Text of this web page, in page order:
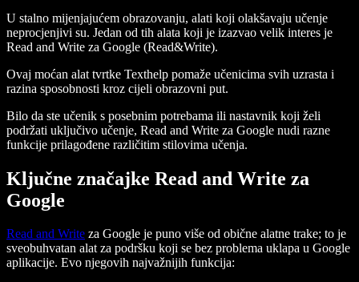
U stalno mijenjajućem obrazovanju, alati koji olakšavaju učenje
neprocjenjivi su. Jedan od tih alata koji je izazvao velik interes je
Read and Write za Google (Read&Write).
Ovaj moćan alat tvrtke Texthelp pomaže učenicima svih uzrasta i
razina sposobnosti kroz cijeli obrazovni put.
Bilo da ste učenik s posebnim potrebama ili nastavnik koji želi
podržati uključivo učenje, Read and Write za Google nudi razne
funkcije prilagođene različitim stilovima učenja.
Ključne značajke Read and Write za
Google
Read and Write za Google je puno više od obične alatne trake; to je
sveobuhvatan alat za podršku koji se bez problema uklapa u Google
aplikacije. Evo njegovih najvažnijih funkcija: